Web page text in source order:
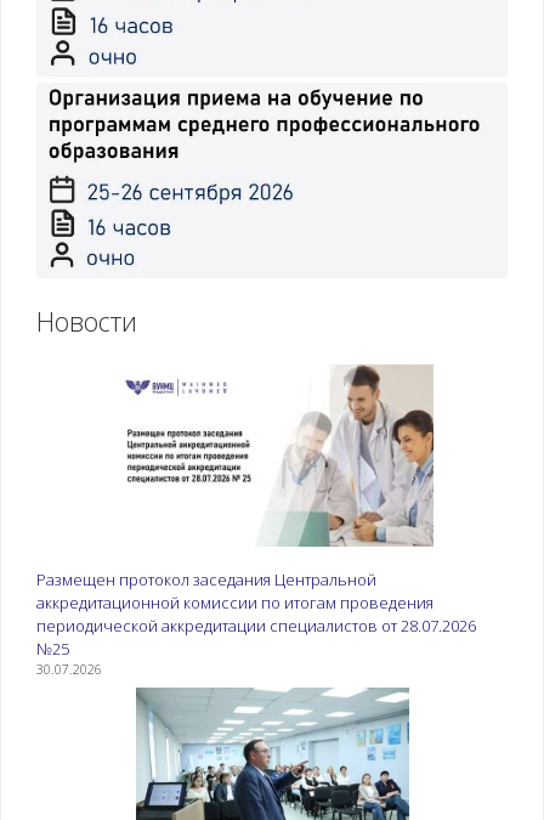
Новости
Размещен протокол заседания Центральной
аккредитационной комиссии по итогам проведения
периодической аккредитации специалистов от 28.07.2026
№25
30.07.2026